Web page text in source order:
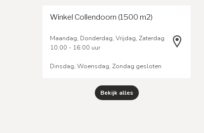
Winkel Collendoorn (1500 m2)
Maandag, Donderdag, Vrijdag, Zaterdag
10.00 - 16:00 uur
Dinsdag, Woensdag, Zondag gesloten
Bekijk alles